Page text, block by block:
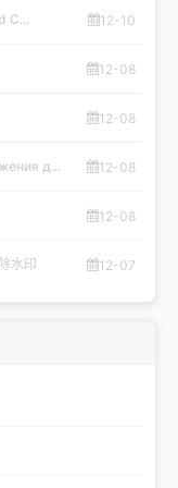
C... 12-10
12-08
12-08
д... 12-08
12-08
水印 12-07